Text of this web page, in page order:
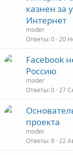
казнен за
Интернет
moder
Ответы 0 20
Facebook
Россию
moder
Ответы 0 27
проекта
moder
Ответы 8 22